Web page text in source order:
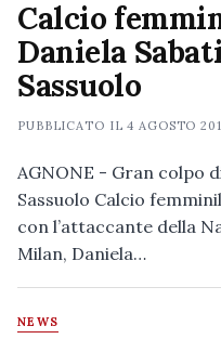
Calcio
Daniela
Sassuolo
PUBBLICATO IL4 AGOSTO
AGNONE - Gran colpo
Sassuolo Calcio
con l’attaccante della
Milan, Daniela…
NEWS